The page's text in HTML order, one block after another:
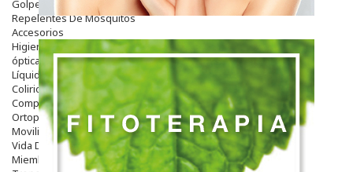
Golpes Y Hematomas
Repelentes De Mosquitos
Accesorios
Higiene
óptica
Líquidos Lentillas
Colirios
Complementos Alimentarios.
Ortopedia - Accesorios
Movilidad
Vida Diaria
Miembro Superior